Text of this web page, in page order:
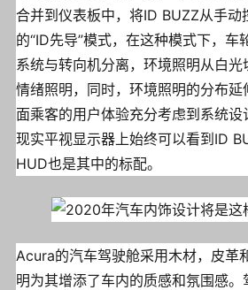
合并到仪表板中，将ID BUZZ从手动
的“ID先导”模式，在这种模式下，车
系统与转向机分离，环境照明从白
情绪照明，同时，环境照明的分布
面乘客的用户体验充分考虑到系统
现实平视显示器上始终可以看到ID
HUD也是其中的标配。
Acura的汽车驾驶舱采用木材，皮革
明为其增添了车内的质感和氛围感